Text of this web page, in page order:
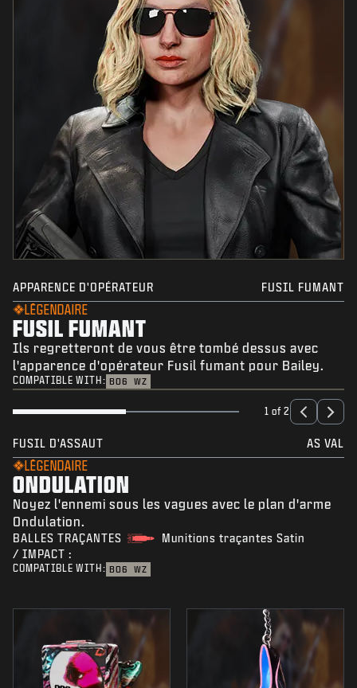
APPARENCE D'OPÉRATEUR FUSIL FUMANT
LÉGENDAIRE
FUSIL FUMANT
Ils regretteront de vous être tombé dessus avec
l'apparence d'opérateur Fusil fumant pour Bailey.
COMPATIBLE WITH: BO6 WZ
1 of 2
FUSIL D'ASSAUT AS VAL
LÉGENDAIRE
ONDULATION
Noyez l'ennemi sous les vagues avec le plan d'arme
Ondulation.
BALLES TRAÇANTES
/ IMPACT :
Munitions traçantes Satin
COMPATIBLE WITH: BO6 WZ